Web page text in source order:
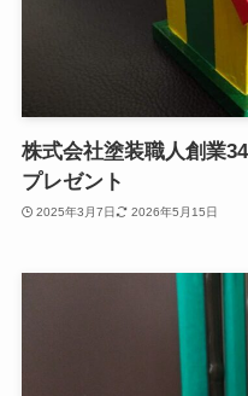
株式会社塗装職人創業
プレゼント
2025年3月7日 2026年5月15日